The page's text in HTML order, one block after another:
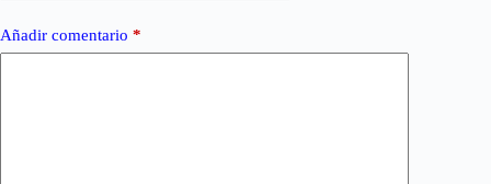
Añadir comentario *